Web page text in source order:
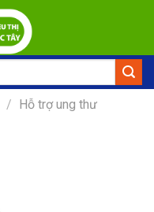
/ Hỗ trợ ung thư